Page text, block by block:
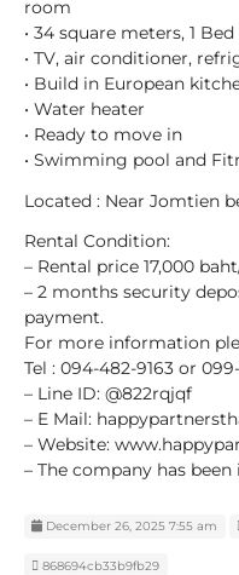
room
• 34 square meters, 1
• TV, air conditioner,
• Build in European
• Water heater
• Ready to move in
• Swimming pool and
Located : Near Jomtien
Rental Condition:
– Rental price 17,000
– 2 months security
payment.
For more information
Tel : 094-482-9163 or
– Line ID: @822rqjqf
– E Mail:
– Website:
– The company has
December 26, 2025 7:55 am
868694cb33b9fb29